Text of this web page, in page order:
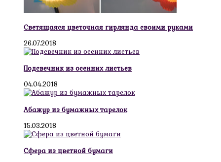
Светящаяся цветочная гирлянда своими руками
26.07.2018
Подсвечник из осенних листьев
04.04.2018
Абажур из бумажных тарелок
15.03.2018
Сфера из цветной бумаги